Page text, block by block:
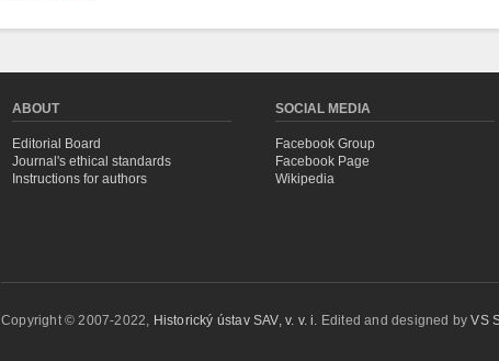
ABOUT
Editorial Board
Journal's ethical standards
Instructions for authors
SOCIAL MEDIA
Facebook Group
Facebook Page
Wikipedia
Copyright © 2007-2022, Historický ústav SAV, v. v. i. Edited and designed byVS